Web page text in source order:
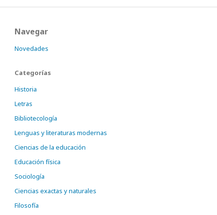
Navegar
Novedades
Categorías
Historia
Letras
Bibliotecología
Lenguas y literaturas modernas
Ciencias de la educación
Educación física
Sociología
Ciencias exactas y naturales
Filosofía